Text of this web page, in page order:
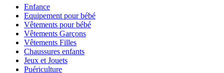
Enfance
Equipement pour bébé
Vêtements pour bébé
Vêtements Garçons
Vêtements Filles
Chaussures enfants
Jeux et Jouets
Puériculture